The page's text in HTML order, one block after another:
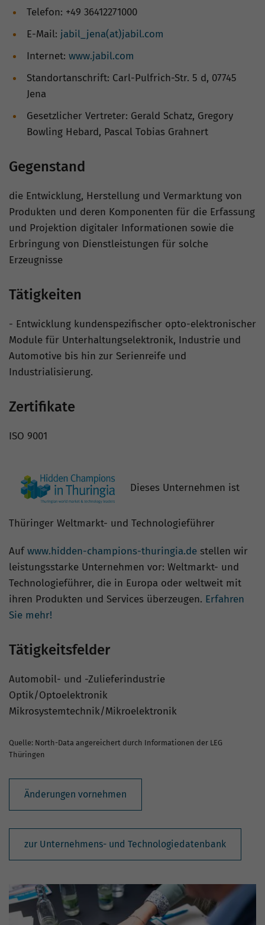
Telefon: +49 36412271000
E-Mail: jabil_jena(at)jabil.com
Internet: www.jabil.com
Standortanschrift: Carl-Pulfrich-Str. 5 d, 07745
Jena
Gesetzlicher Vertreter: Gerald Schatz, Gregory
Bowling Hebard, Pascal Tobias Grahnert
Gegenstand
die Entwicklung, Herstellung und Vermarktung von
Produkten und deren Komponenten für die Erfassung
und Projektion digitaler Informationen sowie die
Erbringung von Dienstleistungen für solche
Erzeugnisse
Tätigkeiten
- Entwicklung kundenspezifischer opto-elektronischer
Module für Unterhaltungselektronik, Industrie und
Automotive bis hin zur Serienreife und
Industrialisierung.
Zertifikate
ISO 9001
Dieses Unternehmen ist
Thüringer Weltmarkt- und Technologieführer
Aufwww.hidden-champions-thuringia.de stellen wir
leistungsstarke Unternehmen vor: Weltmarkt- und
Technologieführer, die in Europa oder weltweit mit
ihren Produkten und Services überzeugen. Erfahren
Sie mehr!
Tätigkeitsfelder
Automobil- und -Zulieferindustrie
Optik/Optoelektronik
Mikrosystemtechnik/Mikroelektronik
Quelle: North-Data angereichert durch Informationen der LEG
Thüringen
Änderungen vornehmen
zur Unternehmens- und Technologiedatenbank